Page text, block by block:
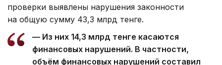
проверки выявлены нарушения законности
на общую сумму 43,3 млрд тенге.
— Из них 14,3 млрд тенге касаются
финансовых нарушений. В частности,
объём финансовых нарушений составил